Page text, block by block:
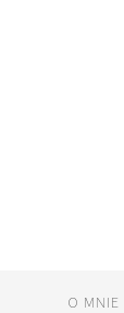
O MNIE